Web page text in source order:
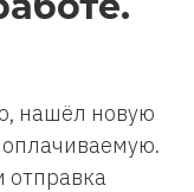
нашёл новую
отправка